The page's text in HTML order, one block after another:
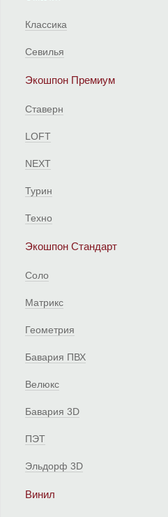
Классика
Севилья
Экошпон Премиум
Ставерн
LOFT
NEXT
Турин
Техно
Экошпон Стандарт
Соло
Матрикс
Геометрия
Бавария ПВХ
Велюкс
Бавария 3D
ПЭТ
Эльдорф 3D
Винил